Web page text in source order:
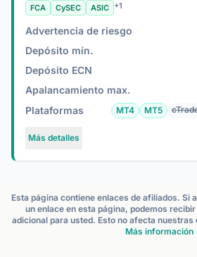
FCA CySEC ASIC +1
Advertencia de riesgo
Depósito mín.
Depósito ECN
Apalancamiento max.
Plataformas MT4 MT5
Más detalles
Esta página contiene enlaces de afiliados. Si
un enlace en esta página, podemos
adicional para usted. Esto no afecta
Más información